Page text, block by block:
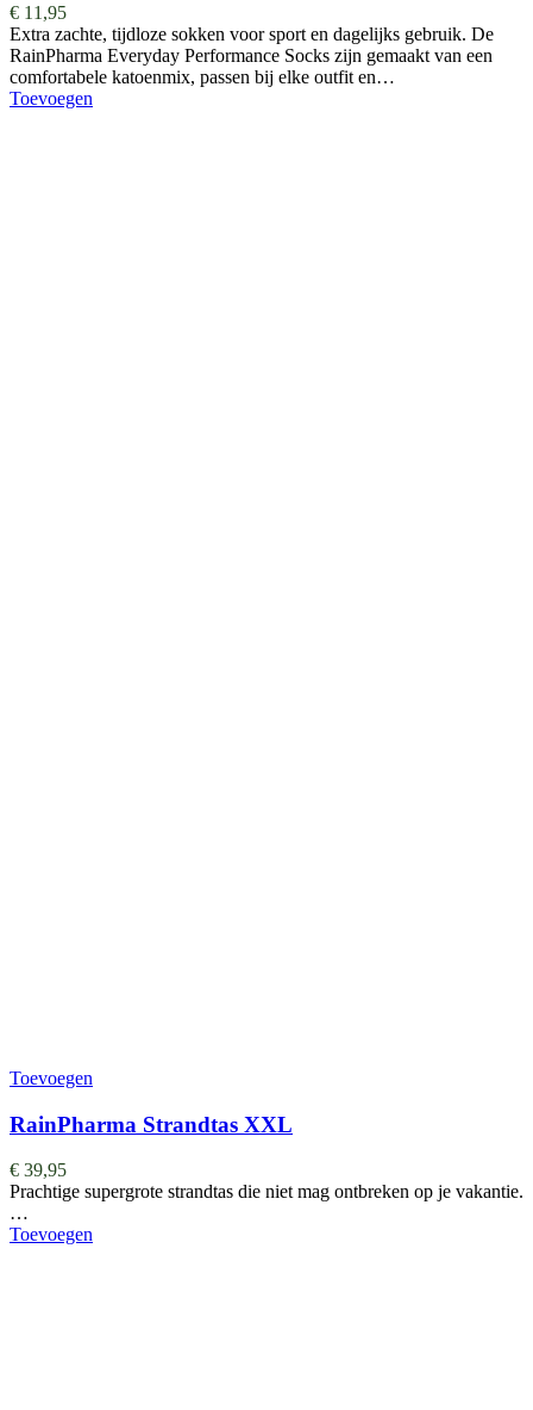
€ 11,95
Extra zachte, tijdloze sokken voor sport en dagelijks gebruik. De
RainPharma Everyday Performance Socks zijn gemaakt van een
comfortabele katoenmix, passen bij elke outfit en…
Toevoegen
Toevoegen
RainPharma Strandtas XXL
€ 39,95
Prachtige supergrote strandtas die niet mag ontbreken op je vakantie.
…
Toevoegen